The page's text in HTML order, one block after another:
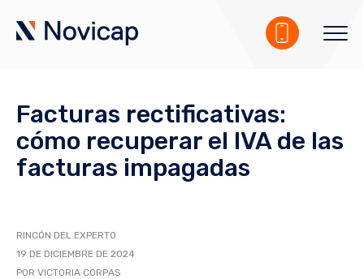
Facturas rectificativas:
cómo recuperar el IVA de las
facturas impagadas
RINCÓN DEL EXPERTO
19 DE DICIEMBRE DE 2024
POR VICTORIA CORPAS